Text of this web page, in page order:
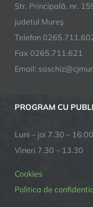
Str. Principală, nr.
judetul Mureş
Telefon
Fax 0265.711.621
Email:
PROGRAM CU
Luni – joi 7.30 – 16:00
Vineri 7.30 – 13.30
Cookies
Politica de